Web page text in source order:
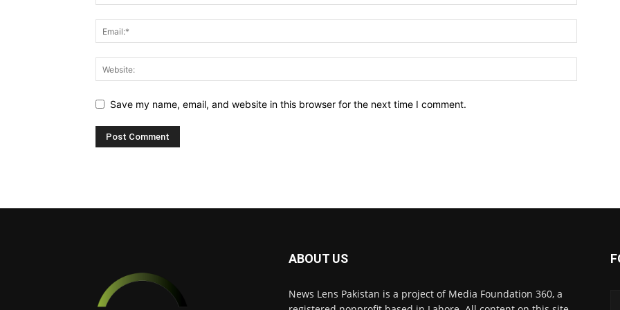
Save my name, email, and website in this browser for the next time I comment.
ABOUT US
News Lens Pakistan is a project of Media Foundation 360, a